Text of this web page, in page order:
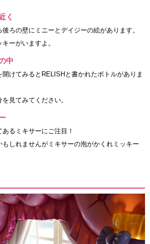
く
ろの壁にミニーとデイジーの絵があります。
ーがいますよ。
中
けてみるとRELISHと書かれたボトルがありま
見てみてください。
るミキサーにご注目！
しれませんがミキサーの泡がかくれミッキー